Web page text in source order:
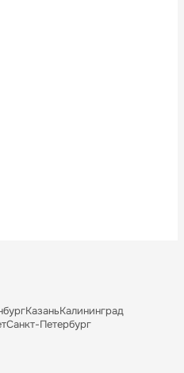
КазаньКалининград
Санкт-Петербург